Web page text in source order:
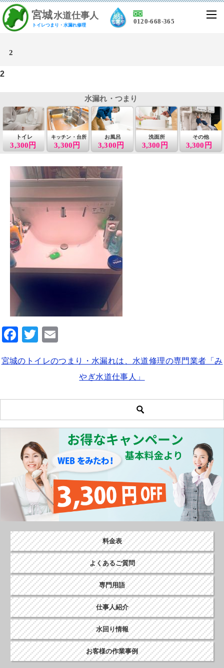
宮城水道仕事人
トイレつまり・水漏れ修理
0120-668-365
2
2
3,300円
トイレ
3,300円
キッチン・台所 お風呂
3,300円
洗面所
3,300円
その他
3,300円
水漏れ・つまり
F
c
b
o
o
k
T
tt ai
宮城のトイレのつまり・水漏れは、水道修理の専門業者「み
やぎ水道仕事人」
料金表
よくあるご質問
専門用語
仕事人紹介
水回り情報
お客様の作業事例